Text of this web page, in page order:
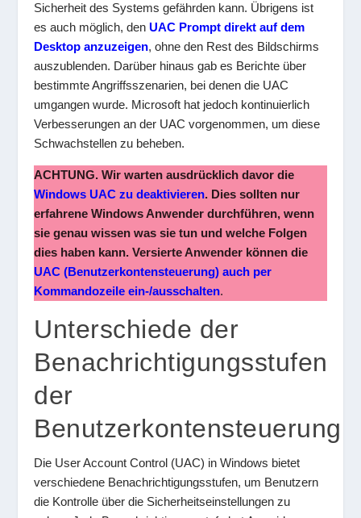
Sicherheit des Systems gefährden kann. Übrigens ist
es auch möglich, denUAC Prompt direkt auf dem
Desktop anzuzeigen, ohne den Rest des Bildschirms
auszublenden. Darüber hinaus gab es Berichte über
bestimmte Angriffsszenarien, bei denen die UAC
umgangen wurde. Microsoft hat jedoch kontinuierlich
Verbesserungen an der UAC vorgenommen, um diese
Schwachstellen zu beheben.
ACHTUNG. Wir warten ausdrücklich davor die
Windows UAC zu deaktivieren. Dies sollten nur
erfahrene Windows Anwender durchführen, wenn
sie genau wissen was sie tun und welche Folgen
dies haben kann. Versierte Anwender können die
UAC (Benutzerkontensteuerung) auch per
Kommandozeile ein-/ausschalten.
Unterschiede der
Benachrichtigungsstufen
der
Benutzerkontensteuerung
Die User Account Control (UAC) in Windows bietet
verschiedene Benachrichtigungsstufen, um Benutzern
die Kontrolle über die Sicherheitseinstellungen zu